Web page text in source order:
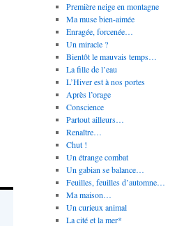
Première neige en montagne
Ma muse bien-aimée
Enragée, forcenée…
Un miracle ?
Bientôt le mauvais temps…
La fille de l’eau
L’Hiver est à nos portes
Après l’orage
Conscience
Partout ailleurs…
Renaître…
Chut !
Un étrange combat
Un gabian se balance…
Feuilles, feuilles d’automne…
Ma maison…
Un curieux animal
La cité et la mer*